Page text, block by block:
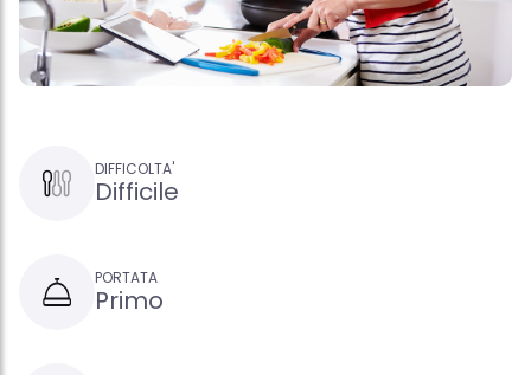
DIFFICOLTA'
Difficile
PORTATA
Primo